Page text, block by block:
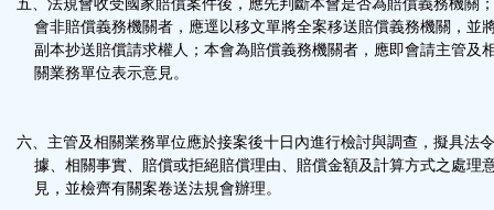
五、法規會收受國家賠償案件後，應先判斷本會是否為賠償義務機關
會非賠償義務機關者，應逕以移文單將全案移送賠償義務機關，並
副本抄送賠償請求權人；本會為賠償義務機關者，應即會請主管及
關業務單位表示意見。
六、主管及相關業務單位應於接案後十日內進行檢討與調查，擬具法
據、相關事實、賠償或拒絕賠償理由、賠償金額及計算方式之處理
見，並檢齊有關案卷送法規會辦理。